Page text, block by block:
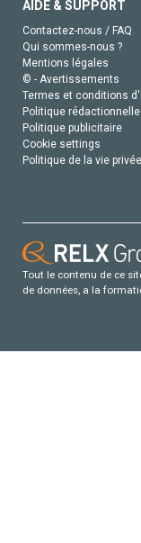
AIDE & SUPPORT
Contactez-nous / FAQ
Qui sommes-nous ?
Mentions légales
© - Avertissements
Termes et conditions
Politique rédactionnelle
Politique publicitaire
Cookie settings
Politique de la vie privée
Tout le contenu de ce
de données, a la